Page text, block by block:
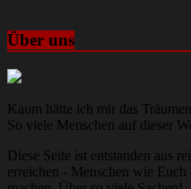
Über uns
Kaum hätte ich mir das
So viele Menschen auf dieser
Diese Seite ist entstanden aus
erreichen - Menschen wie